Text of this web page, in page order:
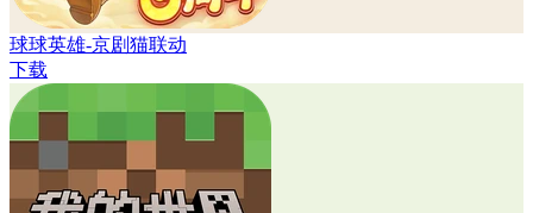
球球英雄-京剧猫联动
下载